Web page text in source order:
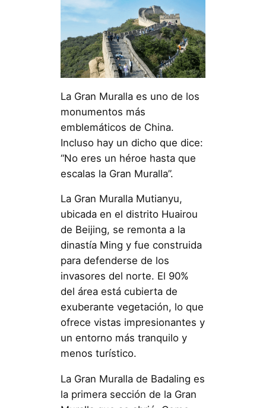
La Gran Muralla es uno de los
monumentos más
emblemáticos de China.
Incluso hay un dicho que dice:
“No eres un héroe hasta que
escalas la Gran Muralla”.
La Gran Muralla Mutianyu,
ubicada en el distrito Huairou
de Beijing, se remonta a la
dinastía Ming y fue construida
para defenderse de los
invasores del norte. El 90%
del área está cubierta de
exuberante vegetación, lo que
ofrece vistas impresionantes y
un entorno más tranquilo y
menos turístico.
La Gran Muralla de Badaling es
la primera sección de la Gran